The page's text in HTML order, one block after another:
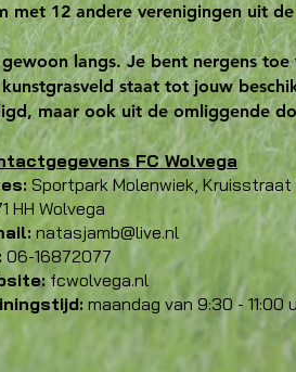
12 andere verenigingen uit
langs. Je bent nergens
staat tot jouw
maar ook uit de omliggende
FC Wolvega
Sportpark Molenwiek,
HH Wolvega
natasjamb@live.nl
06-16872077
fcwolvega.nl
maandag van 9:30 - 11:00